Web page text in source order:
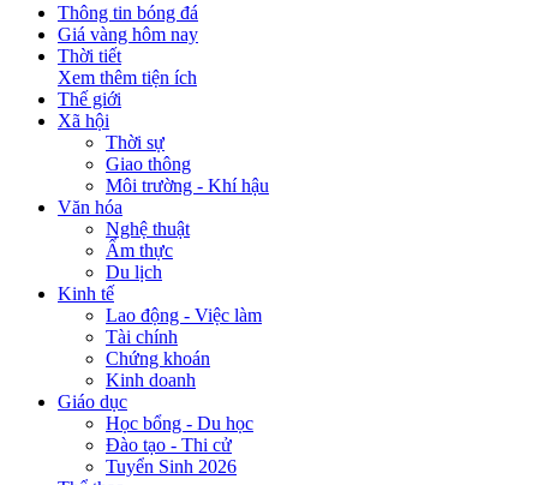
Thông tin bóng đá
Giá vàng hôm nay
Thời tiết
Xem thêm tiện ích
Thế giới
Xã hội
Thời sự
Giao thông
Môi trường - Khí hậu
Văn hóa
Nghệ thuật
Ẩm thực
Du lịch
Kinh tế
Lao động - Việc làm
Tài chính
Chứng khoán
Kinh doanh
Giáo dục
Học bổng - Du học
Đào tạo - Thi cử
Tuyển Sinh 2026